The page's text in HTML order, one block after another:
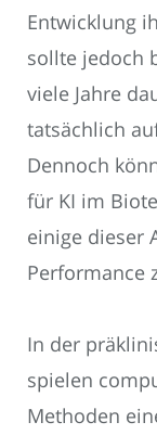
Entwicklung
sollte jedoch
viele Jahre
tatsächlich
Dennoch
für KI im
einige dieser
Performance
In der
spielen
Methoden